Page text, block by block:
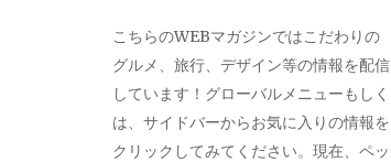
こちらのWEBマガジンではこだわりの
グルメ、旅行、デザイン等の情報を配信
しています！グローバルメニューもしく
は、サイドバーからお気に入りの情報を
クリックしてみてください。現在、ペッ